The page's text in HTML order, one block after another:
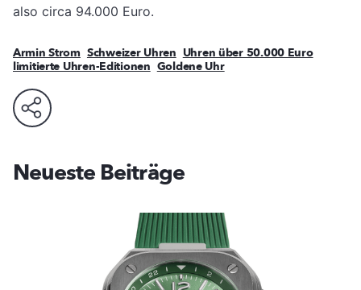
also circa 94.000 Euro.
Armin Strom Schweizer Uhren Uhren über 50.000 Euro
limitierte Uhren-Editionen Goldene Uhr
Neueste Beiträge